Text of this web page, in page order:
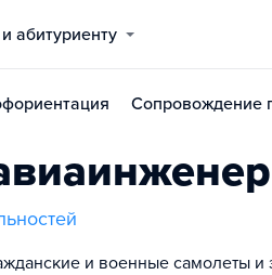
абитуриенту
Сопровождение
и военные самолеты